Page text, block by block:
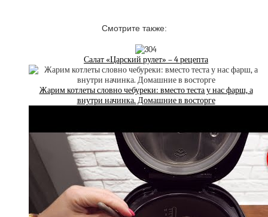
Смотрите также:
Салат «Царский рулет» – 4 рецепта
Жарим котлеты словно чебуреки: вместо теста у нас фарш, а
внутри начинка. Домашние в восторге